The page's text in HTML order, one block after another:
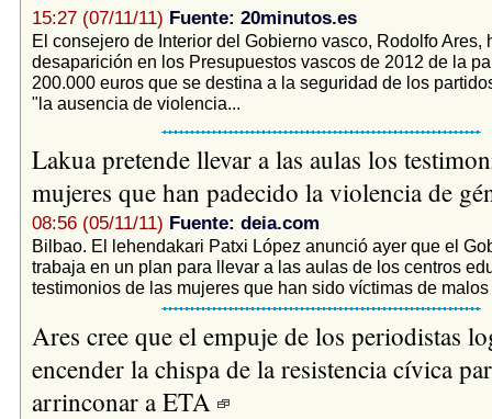
15:27 (07/11/11) Fuente: 20minutos.es
El consejero de Interior del Gobierno vasco, Rodolfo Ares,
desaparición en los Presupuestos vascos de 2012 de la
200.000 euros que se destina a la seguridad de los
"la ausencia de violencia...
Lakua pretende llevar a las aulas los
mujeres que han padecido la violencia de
08:56 (05/11/11) Fuente: deia.com
Bilbao. El lehendakari Patxi López anunció ayer que el
trabaja en un plan para llevar a las aulas de los centros
testimonios de las mujeres que han sido víctimas de malos
Ares cree que el empuje de los periodistas
encender la chispa de la resistencia cívica
arrinconar a ETA